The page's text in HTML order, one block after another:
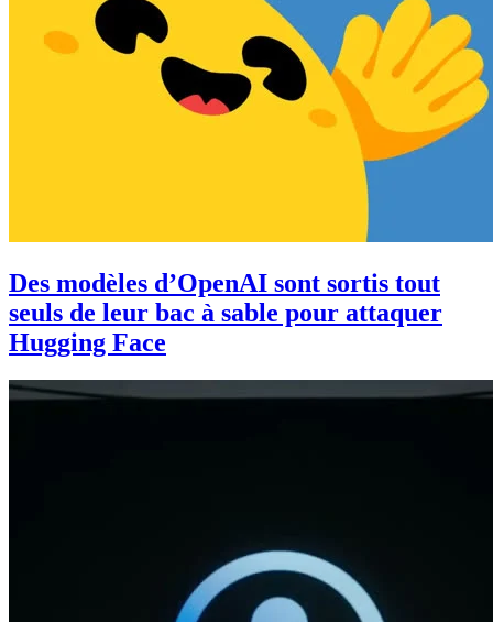
Des modèles d’OpenAI sont sortis tout
seuls de leur bac à sable pour attaquer
Hugging Face